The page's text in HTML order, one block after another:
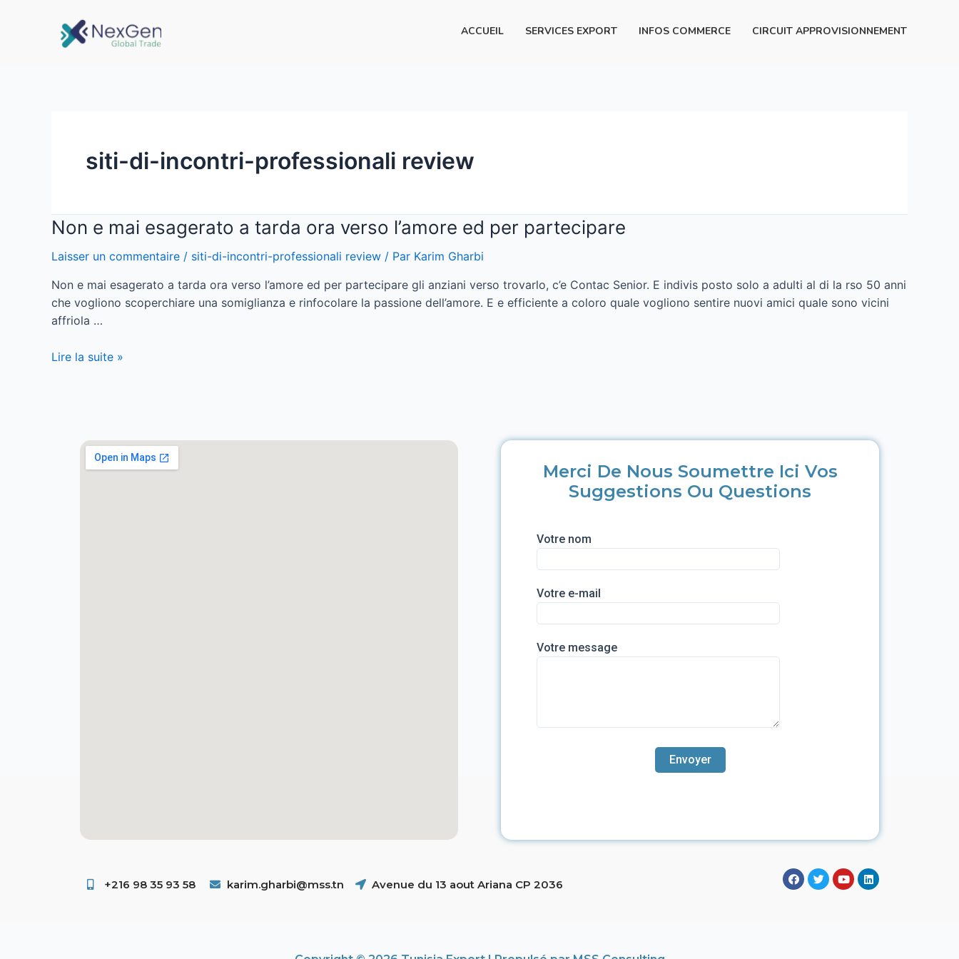
ACCUEIL SERVICES EXPORT INFOS COMMERCE CIRCUIT APPROVISIONNEMENT
siti-di-incontri-professionali review
Non e mai esagerato a tarda ora verso l’amore ed per partecipare
Laisser un commentaire / siti-di-incontri-professionali review / Par Karim Gharbi
Non e mai esagerato a tarda ora verso l’amore ed per partecipare gli anziani verso trovarlo, c’e Contac Senior. E indivis posto solo a adulti al di la rso 50 anni
che vogliono scoperchiare una somiglianza e rinfocolare la passione dell’amore. E e efficiente a coloro quale vogliono sentire nuovi amici quale sono vicini
affriola …
Lire la suite »
Merci De Nous Soumettre Ici Vos
Suggestions Ou Questions
Votre nom
Votre e-mail
Votre message
+216 98 35 93 58 ​ karim.gharbi@mss.tn Avenue du 13 aout Ariana CP 2036